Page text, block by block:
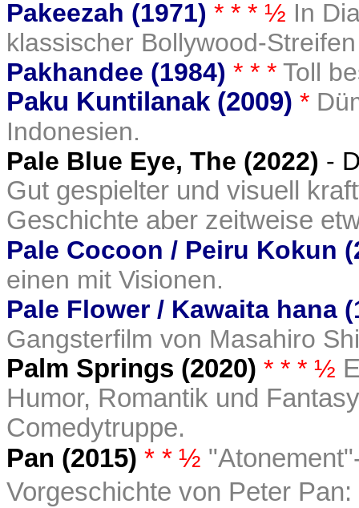
Pakeezah (1971) * * * ½ In
klassischer Bollywood-
Pakhandee (1984) * * * Toll
Paku Kuntilanak (2009) *
Indonesien.
Pale Blue Eye, The (2022) -
Gut gespielter und visuell
Geschichte aber zeitweise
Pale Cocoon / Peiru Kokun
einen mit Visionen.
Pale Flower / Kawaita hana
Gangsterfilm von Masahiro
Palm Springs (2020) * * * ½
Humor, Romantik und
Comedytruppe.
Pan (2015) * * ½
Vorgeschichte von Peter